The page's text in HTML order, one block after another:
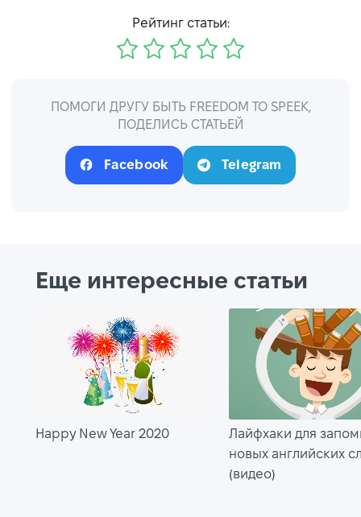
Рейтинг статьи:
ПОМОГИ ДРУГУ БЫТЬ FREEDOM TO SPEEK,
ПОДЕЛИСЬ СТАТЬЕЙ
Facebook Telegram
Еще интересные статьи
Happy New Year 2020
Лайфхаки для
новых английских
(видео)